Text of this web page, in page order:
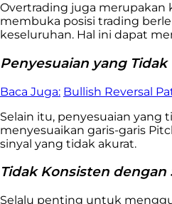
Overtrading juga merupakan
membuka posisi trading
keseluruhan. Hal ini dapat
Penyesuaian yang Tidak
Baca Juga: Bullish Reversal
Selain itu, penyesuaian yang
menyesuaikan garis-garis
sinyal yang tidak akurat.
Tidak Konsisten dengan
Selalu penting untuk